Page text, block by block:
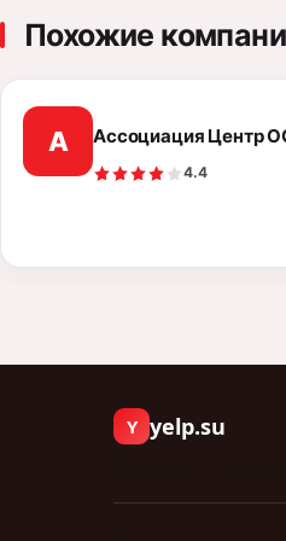
Похожие
А Ассоциация Центр
4.4
Y yelp.su